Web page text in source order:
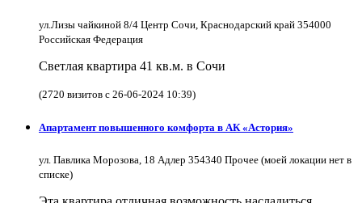
ул.Лизы чайкиной 8/4 Центр Сочи, Краснодарский край 354000
Российская Федерация
Светлая квартира 41 кв.м. в Сочи
(2720 визитов с 26-06-2024 10:39)
Апартамент повышенного комфорта в АК «Астория»
ул. Павлика Морозова, 18 Адлер 354340 Прочее (моей локации нет в
списке)